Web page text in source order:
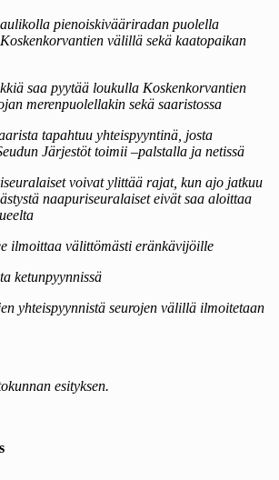
pienoiskivääriradan puolella
välillä sekä kaatopaikan
saa pyytää loukulla Koskenkorvantien
merenpuolellakin sekä saaristossa
tapahtuu yhteispyyntinä, josta
Järjestöt toimii –palstalla ja netissä
voivat ylittää rajat, kun ajo jatkuu
naapuriseuralaiset eivät saa aloittaa
ilmoittaa välittömästi eränkävijöille
ketunpyynnissä
yhteispyynnistä seurojen välillä ilmoitetaan
esityksen.